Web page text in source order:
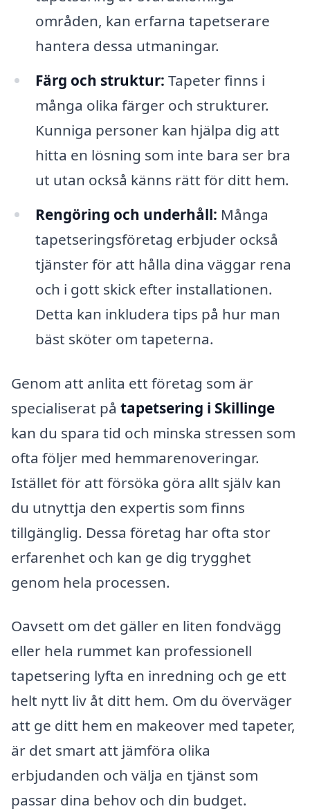
områden, kan erfarna tapetserare
hantera dessa utmaningar.
Färg och struktur: Tapeter finns i
många olika färger och strukturer.
Kunniga personer kan hjälpa dig att
hitta en lösning som inte bara ser bra
ut utan också känns rätt för ditt hem.
Rengöring och underhåll: Många
tapetseringsföretag erbjuder också
tjänster för att hålla dina väggar rena
och i gott skick efter installationen.
Detta kan inkludera tips på hur man
bäst sköter om tapeterna.
Genom att anlita ett företag som är
specialiserat på tapetsering i Skillinge
kan du spara tid och minska stressen som
ofta följer med hemmarenoveringar.
Istället för att försöka göra allt själv kan
du utnyttja den expertis som finns
tillgänglig. Dessa företag har ofta stor
erfarenhet och kan ge dig trygghet
genom hela processen.
Oavsett om det gäller en liten fondvägg
eller hela rummet kan professionell
tapetsering lyfta en inredning och ge ett
helt nytt liv åt ditt hem. Om du överväger
att ge ditt hem en makeover med tapeter,
är det smart att jämföra olika
erbjudanden och välja en tjänst som
passar dina behov och din budget.